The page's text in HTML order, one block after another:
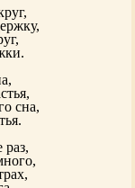
сна,